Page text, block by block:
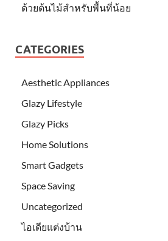
ด้วยต้นไม้สำหรับพื้นที่น้อย
CATEGORIES
Aesthetic Appliances
Glazy Lifestyle
Glazy Picks
Home Solutions
Smart Gadgets
Space Saving
Uncategorized
ไอเดียแต่งบ้าน